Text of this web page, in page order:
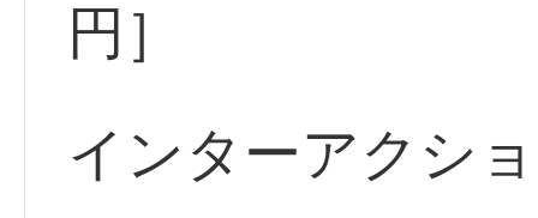
円］
インターアクシ